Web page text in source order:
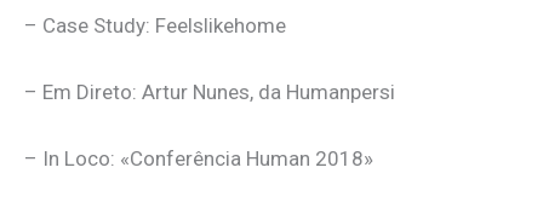
– Case Study: Feelslikehome
– Em Direto: Artur Nunes, da Humanpersi
– In Loco: «Conferência Human 2018»